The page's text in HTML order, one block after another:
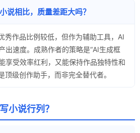
说相比，质量差距大吗？
秀作品比例较低，但作为辅助工具，AI
出速度。成熟作者的策略是“AI生成框
享受效率红利，又能保持作品独特性和
顶级创作助手，而非完全替代者。
小说行列？